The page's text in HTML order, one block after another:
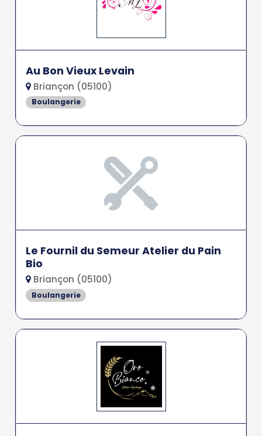
Au Bon Vieux Levain
Briançon (05100)
Boulangerie
Le Fournil du Semeur Atelier du Pain
Bio
Briançon (05100)
Boulangerie